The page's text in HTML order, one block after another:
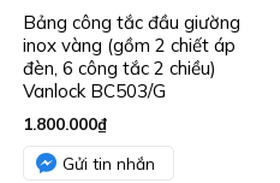
Bảng công tắc đầu giường
inox vàng (gồm 2 chiết áp
đèn, 6 công tắc 2 chiều)
Vanlock BC503/G
1.800.000₫
Gửi tin nhắn